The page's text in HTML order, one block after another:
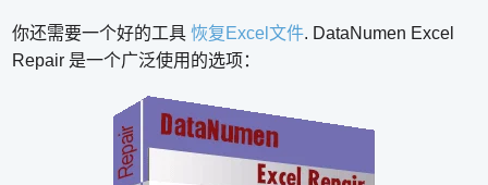
你还需要一个好的工具恢复Excel文件. DataNumen Excel
Repair 是一个广泛使用的选项：